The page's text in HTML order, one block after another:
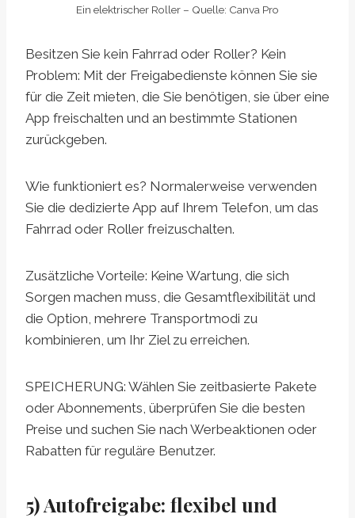
Ein elektrischer Roller – Quelle: Canva Pro
Besitzen Sie kein Fahrrad oder Roller? Kein
Problem: Mit der Freigabedienste können Sie sie
für die Zeit mieten, die Sie benötigen, sie über eine
App freischalten und an bestimmte Stationen
zurückgeben.
Wie funktioniert es? Normalerweise verwenden
Sie die dedizierte App auf Ihrem Telefon, um das
Fahrrad oder Roller freizuschalten.
Zusätzliche Vorteile: Keine Wartung, die sich
Sorgen machen muss, die Gesamtflexibilität und
die Option, mehrere Transportmodi zu
kombinieren, um Ihr Ziel zu erreichen.
SPEICHERUNG: Wählen Sie zeitbasierte Pakete
oder Abonnements, überprüfen Sie die besten
Preise und suchen Sie nach Werbeaktionen oder
Rabatten für reguläre Benutzer.
5) Autofreigabe: flexibel und